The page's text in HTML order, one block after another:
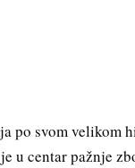
svom velikom
u centar pažnje